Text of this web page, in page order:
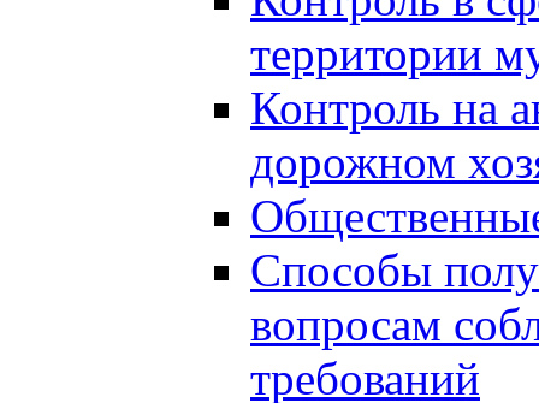
территории
Контроль на
дорожном
Способы
вопросам
требований